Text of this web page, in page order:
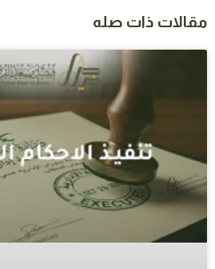
مقالات ذات صله